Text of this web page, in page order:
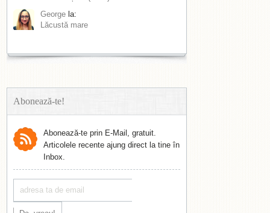
George la:
Lăcustă mare
Abonează-te!
Abonează-te prin E-Mail, gratuit.
Articolele recente ajung direct la tine în
Inbox.